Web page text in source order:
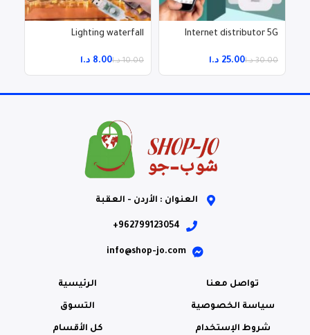
Internet distributor 5G
30.00 د.ا25.00 د.ا
Lighting waterfall
10.00 د.ا8.00 د.ا
العنوان : الأردن - العقبة
962799123054+
info@shop-jo.com
تواصل معنا
سياسة الخصوصية
شروط الإستخدام
الرئيسية
التسوق
كل الأقسام